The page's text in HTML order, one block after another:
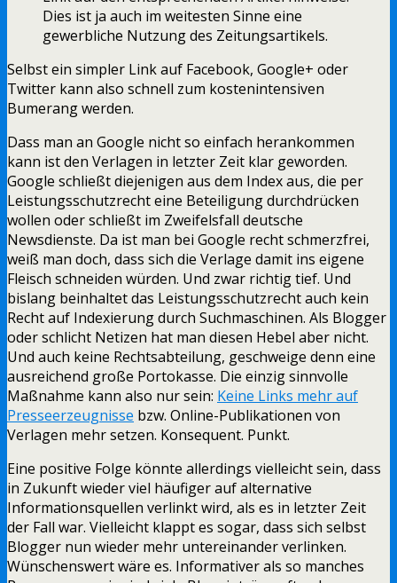
Dies ist ja auch im weitesten Sinne eine
gewerbliche Nutzung des Zeitungsartikels.
Selbst ein simpler Link auf Facebook, Google+ oder
Twitter kann also schnell zum kostenintensiven
Bumerang werden.
Dass man an Google nicht so einfach herankommen
kann ist den Verlagen in letzter Zeit klar geworden.
Google schließt diejenigen aus dem Index aus, die per
Leistungsschutzrecht eine Beteiligung durchdrücken
wollen oder schließt im Zweifelsfall deutsche
Newsdienste. Da ist man bei Google recht schmerzfrei,
weiß man doch, dass sich die Verlage damit ins eigene
Fleisch schneiden würden. Und zwar richtig tief. Und
bislang beinhaltet das Leistungsschutzrecht auch kein
Recht auf Indexierung durch Suchmaschinen. Als Blogger
oder schlicht Netizen hat man diesen Hebel aber nicht.
Und auch keine Rechtsabteilung, geschweige denn eine
ausreichend große Portokasse. Die einzig sinnvolle
Maßnahme kann also nur sein: Keine Links mehr auf
Presseerzeugnisse bzw. Online-Publikationen von
Verlagen mehr setzen. Konsequent. Punkt.
Eine positive Folge könnte allerdings vielleicht sein, dass
in Zukunft wieder viel häufiger auf alternative
Informationsquellen verlinkt wird, als es in letzter Zeit
der Fall war. Vielleicht klappt es sogar, dass sich selbst
Blogger nun wieder mehr untereinander verlinken.
Wünschenswert wäre es. Informativer als so manches